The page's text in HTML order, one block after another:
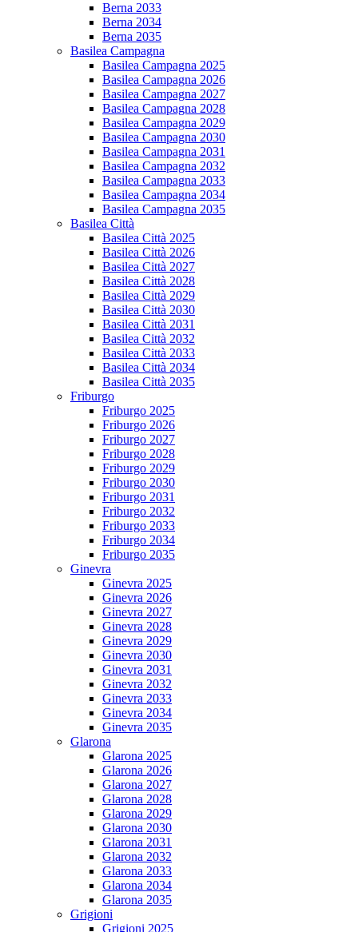
Berna 2033
Berna 2034
Berna 2035
Basilea Campagna
Basilea Campagna 2025
Basilea Campagna 2026
Basilea Campagna 2027
Basilea Campagna 2028
Basilea Campagna 2029
Basilea Campagna 2030
Basilea Campagna 2031
Basilea Campagna 2032
Basilea Campagna 2033
Basilea Campagna 2034
Basilea Campagna 2035
Basilea Città
Basilea Città 2025
Basilea Città 2026
Basilea Città 2027
Basilea Città 2028
Basilea Città 2029
Basilea Città 2030
Basilea Città 2031
Basilea Città 2032
Basilea Città 2033
Basilea Città 2034
Basilea Città 2035
Friburgo
Friburgo 2025
Friburgo 2026
Friburgo 2027
Friburgo 2028
Friburgo 2029
Friburgo 2030
Friburgo 2031
Friburgo 2032
Friburgo 2033
Friburgo 2034
Friburgo 2035
Ginevra
Ginevra 2025
Ginevra 2026
Ginevra 2027
Ginevra 2028
Ginevra 2029
Ginevra 2030
Ginevra 2031
Ginevra 2032
Ginevra 2033
Ginevra 2034
Ginevra 2035
Glarona
Glarona 2025
Glarona 2026
Glarona 2027
Glarona 2028
Glarona 2029
Glarona 2030
Glarona 2031
Glarona 2032
Glarona 2033
Glarona 2034
Glarona 2035
Grigioni
Grigioni 2025